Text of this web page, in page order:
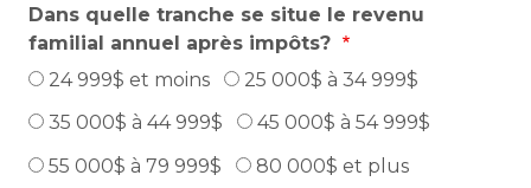
Dans quelle tranche se situe le revenu
familial annuel après impôts?
24 999$ et moins
25 000$ à 34 999$
35 000$ à 44 999$
45 000$ à 54 999$
55 000$ à 79 999$
80 000$ et plus